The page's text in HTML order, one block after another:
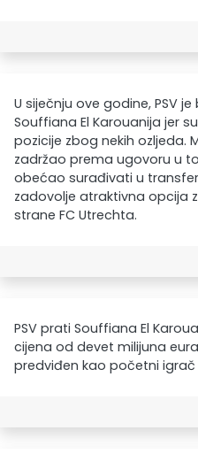
U siječnju ove godine, PSV
Souffiana El Karouanija jer
pozicije zbog nekih ozljeda.
zadržao prema ugovoru u
obećao surađivati u
zadovolje atraktivna opcija
strane FC Utrechta.
PSV prati Souffiana El
cijena od devet milijuna
predviđen kao početni